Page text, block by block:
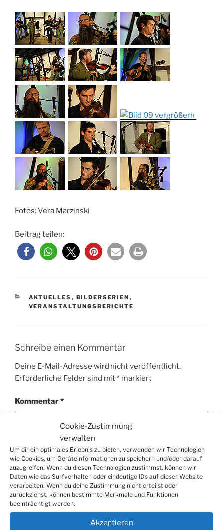
Cookie-Zustimmung
verwalten
Um dir ein optimales Erlebnis zu bieten, verwenden wir Technologien
wie Cookies, um Geräteinformationen zu speichern und/oder darauf
zuzugreifen. Wenn du diesen Technologien zustimmst, können wir
Daten wie das Surfverhalten oder eindeutige IDs auf dieser Website
verarbeiten. Wenn du deine Zustimmung nicht erteilst oder
zurückziehst, können bestimmte Merkmale und Funktionen
beeinträchtigt werden.
Akzeptieren
Fotos: Vera Marzinski
Beitrag teilen:
KATEGORIEN
AKTUELLES , BILDERSERIEN ,
VERANSTALTUNGSBERICHTE
Schreibe einen Kommentar
Deine E-Mail-Adresse wird nicht veröffentlicht.
Erforderliche Felder sind mit* markiert
Kommentar*